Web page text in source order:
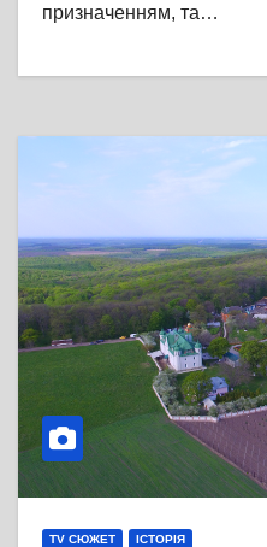
призначенням, та…
TV СЮЖЕТ ІСТОРІЯ